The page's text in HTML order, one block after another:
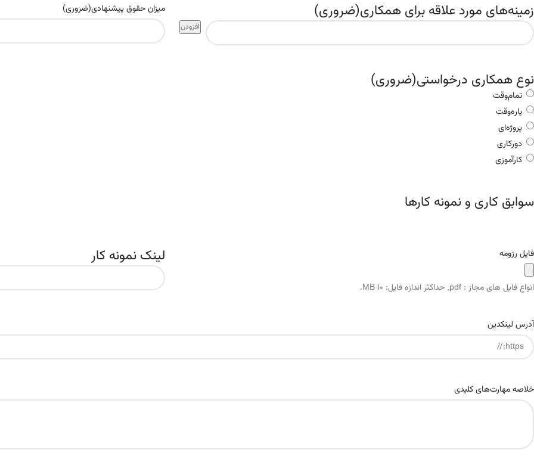
زمینه‌های مورد علاقه برای همکاری(ضروری)
افزودن
میزان حقوق پیشنهادی(ضروری)
نوع همکاری درخواستی(ضروری)
تمام‌وقت
پاره‌وقت
پروژه‌ای
دورکاری
کارآموزی
سوابق کاری و نمونه کارها
فایل رزومه
انواع فایل های مجاز : pdf, حداکثر اندازه فایل: 10 MB.
لینک نمونه کار
آدرس لینکدین
خلاصه مهارت‌های کلیدی